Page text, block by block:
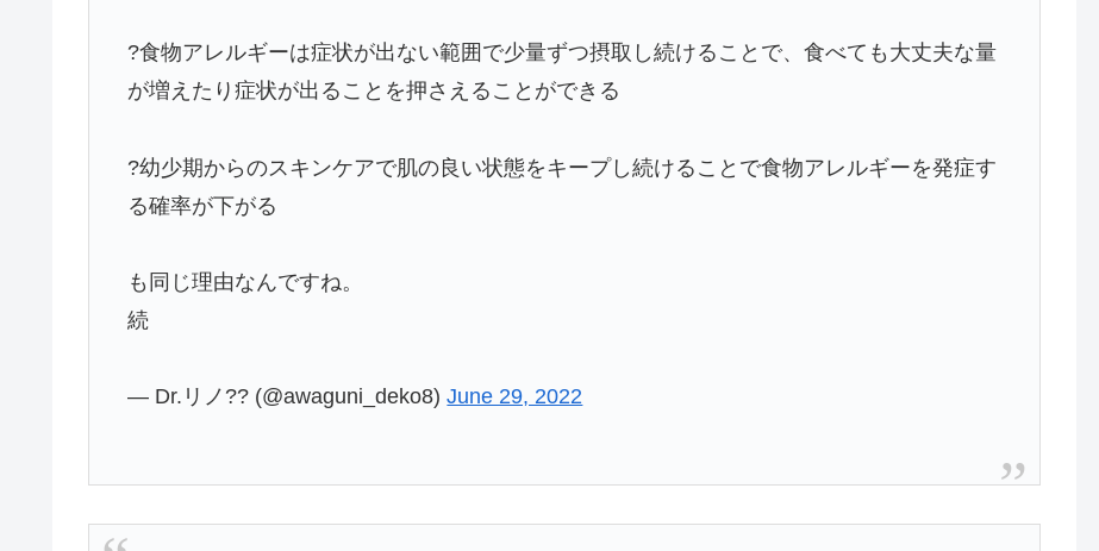
?食物アレルギーは症状が出ない範囲で少量ずつ摂取し続けることで、食べても大丈夫な量
が増えたり症状が出ることを押さえることができる
?幼少期からのスキンケアで肌の良い状態をキープし続けることで食物アレルギーを発症す
る確率が下がる
も同じ理由なんですね。
続
— Dr.リノ?? (@awaguni_deko8)June 29, 2022